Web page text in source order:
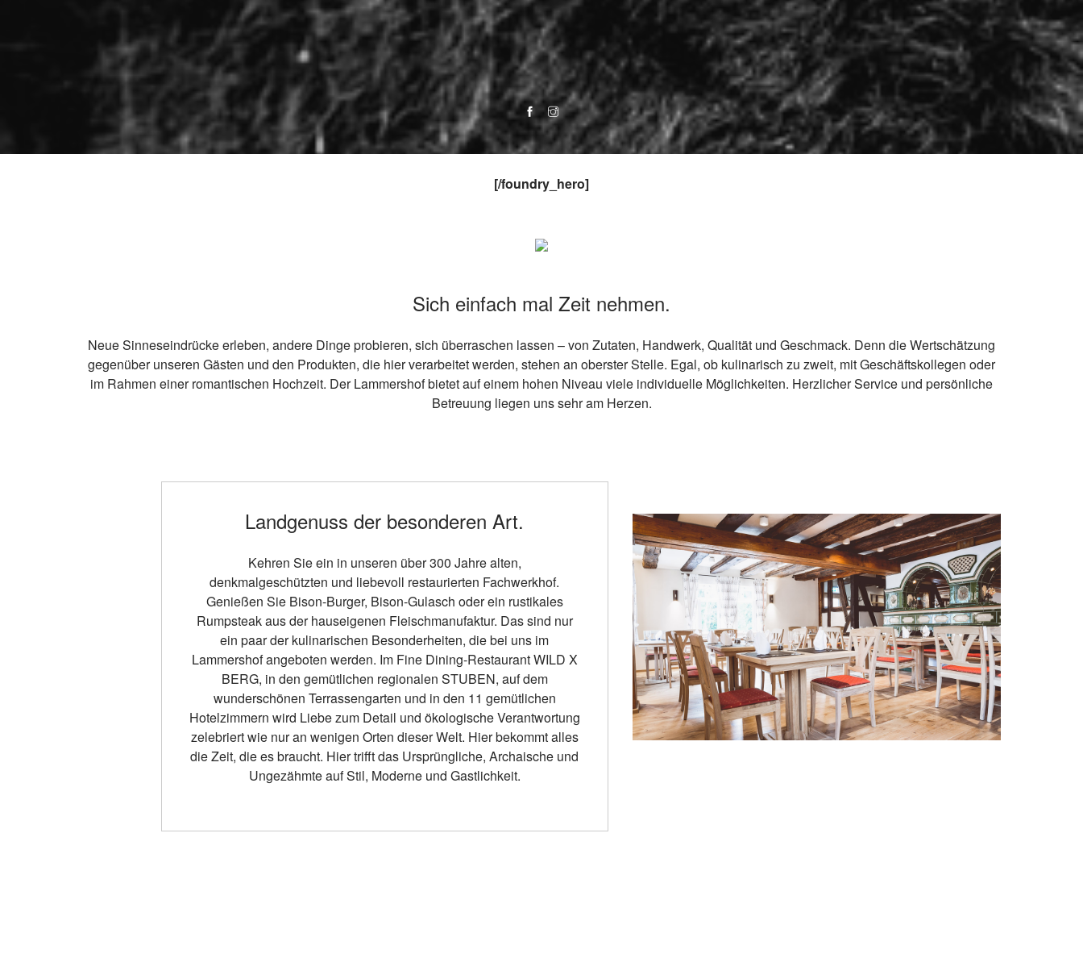
[/foundry_hero]
Sich einfach mal Zeit nehmen.
Neue Sinneseindrücke erleben, andere Dinge probieren, sich überraschen lassen – von Zutaten, Handwerk, Qualität und Geschmack. Denn die Wertschätzung
gegenüber unseren Gästen und den Produkten, die hier verarbeitet werden, stehen an oberster Stelle. Egal, ob kulinarisch zu zweit, mit Geschäftskollegen oder
im Rahmen einer romantischen Hochzeit. Der Lammershof bietet auf einem hohen Niveau viele individuelle Möglichkeiten. Herzlicher Service und persönliche
Betreuung liegen uns sehr am Herzen.
Landgenuss der besonderen Art.
Kehren Sie ein in unseren über 300 Jahre alten,
denkmalgeschützten und liebevoll restaurierten Fachwerkhof.
Genießen Sie Bison-Burger, Bison-Gulasch oder ein rustikales
Rumpsteak aus der hauseigenen Fleischmanufaktur. Das sind nur
ein paar der kulinarischen Besonderheiten, die bei uns im
Lammershof angeboten werden. Im Fine Dining-Restaurant WILD X
BERG, in den gemütlichen regionalen STUBEN, auf dem
wunderschönen Terrassengarten und in den 11 gemütlichen
Hotelzimmern wird Liebe zum Detail und ökologische Verantwortung
zelebriert wie nur an wenigen Orten dieser Welt. Hier bekommt alles
die Zeit, die es braucht. Hier trifft das Ursprüngliche, Archaische und
Ungezähmte auf Stil, Moderne und Gastlichkeit.